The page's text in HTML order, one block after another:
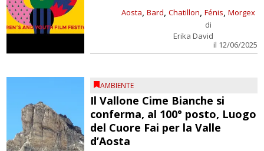
Aosta, Bard, Chatillon, Fénis, Morgex
di
Erika David
il 12/06/2025
AMBIENTE
Il Vallone Cime Bianche si
conferma, al 100° posto, Luogo
del Cuore Fai per la Valle
d’Aosta